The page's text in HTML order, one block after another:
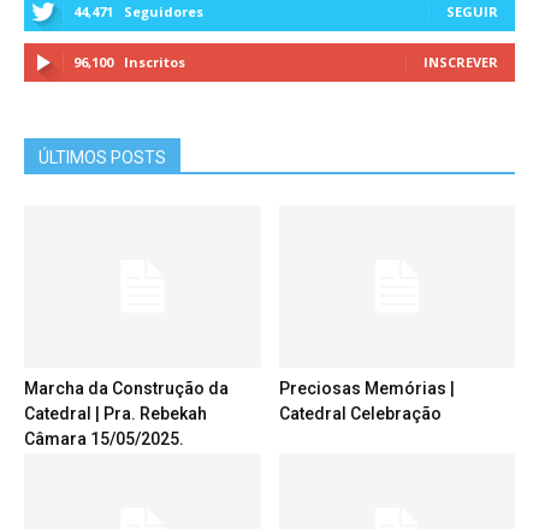
44,471 Seguidores SEGUIR
96,100 Inscritos INSCREVER
ÚLTIMOS POSTS
Marcha da Construção da
Catedral | Pra. Rebekah
Câmara 15/05/2025.
Preciosas Memórias |
Catedral Celebração